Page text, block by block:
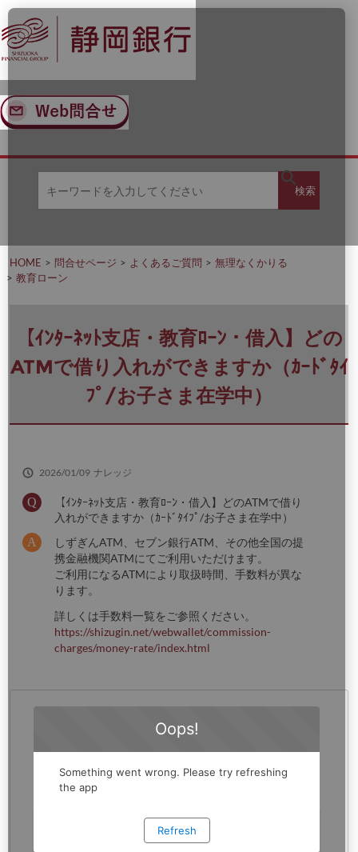
ナ
ビ
ゲ
ー
ン
へ
ス
メ
イ
ン
コ
ン
ツ
へ
ー
ワ
入
力
く
だ
さ
い
検索
検
HOME 問合せページ よくあるご質問
無理なくかりる
教育ローン
【ｲﾝﾀｰﾈｯﾄ支店・教育ﾛｰﾝ・借入】どの
ATMで借り入れができますか（ｶｰﾄﾞﾀｲ
ﾌﾟ/お子さま在学中）
2026/01/09 ナレッジ
【ｲﾝﾀｰﾈｯﾄ支店・教育ﾛｰﾝ・借入】どのATMで借り
入れができますか（ｶｰﾄﾞﾀｲﾌﾟ/お子さま在学中）
しずぎんATM、セブン銀行ATM、その他全国の提
携金融機関ATMにてご利用いただけます。
ご利用になるATMにより取扱時間、手数料が異な
ります。
詳しくは手数料一覧をご参照ください。
https://shizugin.net/webwallet/commission-
charges/money-rate/index.html